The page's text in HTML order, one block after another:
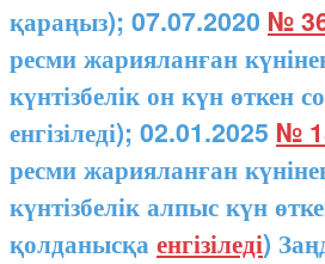
қараңыз); 07.07.2020 №
ресми жарияланған
күнтізбелік он күн өткен
енгізіледі); 02.01.2025 №
ресми жарияланған
күнтізбелік алпыс күн
қолданысқа енгізіледі)